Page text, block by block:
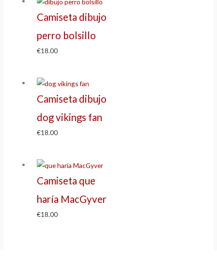
Camiseta dibujo
perro bolsillo
€18.00
Camiseta dibujo
dog vikings fan
€18.00
Camiseta que
haría MacGyver
€18.00